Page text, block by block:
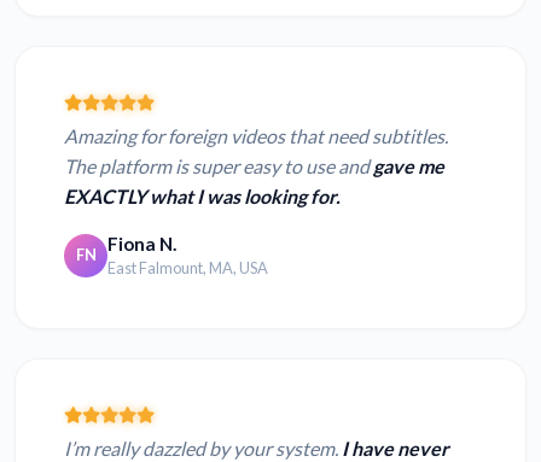
Amazing for foreign videos that need subtitles.
The platform is super easy to use andgave me
EXACTLY what I was looking for.
FN Fiona N.
East Falmount, MA, USA
I’m really dazzled by your system. I have never